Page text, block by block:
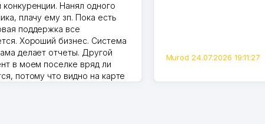
конкуренции. Нанял одного
плачу ему зп. Пока есть
поддержка все
Хороший бизнес. Система
делает отчеты. Другой
в моем поселке вряд ли
потому что видно на карте
Murod 24.07.2026 19:11:27